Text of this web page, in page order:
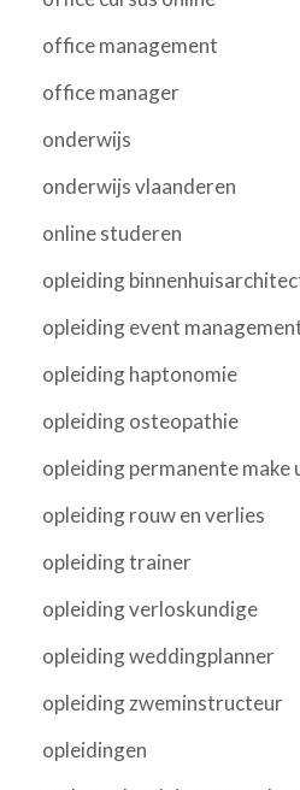
office management
office manager
onderwijs
onderwijs vlaanderen
online studeren
opleiding
opleiding event
opleiding haptonomie
opleiding osteopathie
opleiding permanente make
opleiding rouw en verlies
opleiding trainer
opleiding verloskundige
opleiding weddingplanner
opleiding zweminstructeur
opleidingen